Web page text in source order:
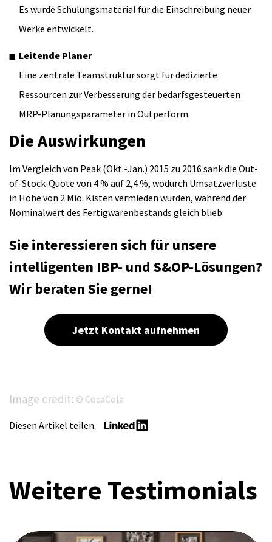
Es wurde Schulungsmaterial für die Einschreibung neuer
Werke entwickelt.
Leitende Planer
Eine zentrale Teamstruktur sorgt für dedizierte
Ressourcen zur Verbesserung der bedarfsgesteuerten
MRP-Planungsparameter in Outperform.
Die Auswirkungen
Im Vergleich von Peak (Okt.-Jan.) 2015 zu 2016 sank die Out-
of-Stock-Quote von 4 % auf 2,4 %, wodurch Umsatzverluste
in Höhe von 2 Mio. Kisten vermieden wurden, während der
Nominalwert des Fertigwarenbestands gleich blieb.
Sie interessieren sich für unsere
intelligenten IBP- und S&OP-Lösungen?
Wir beraten Sie gerne!
Jetzt Kontakt aufnehmen
Image credit: © CocaCola
Diesen Artikel teilen:
Weitere Testimonials